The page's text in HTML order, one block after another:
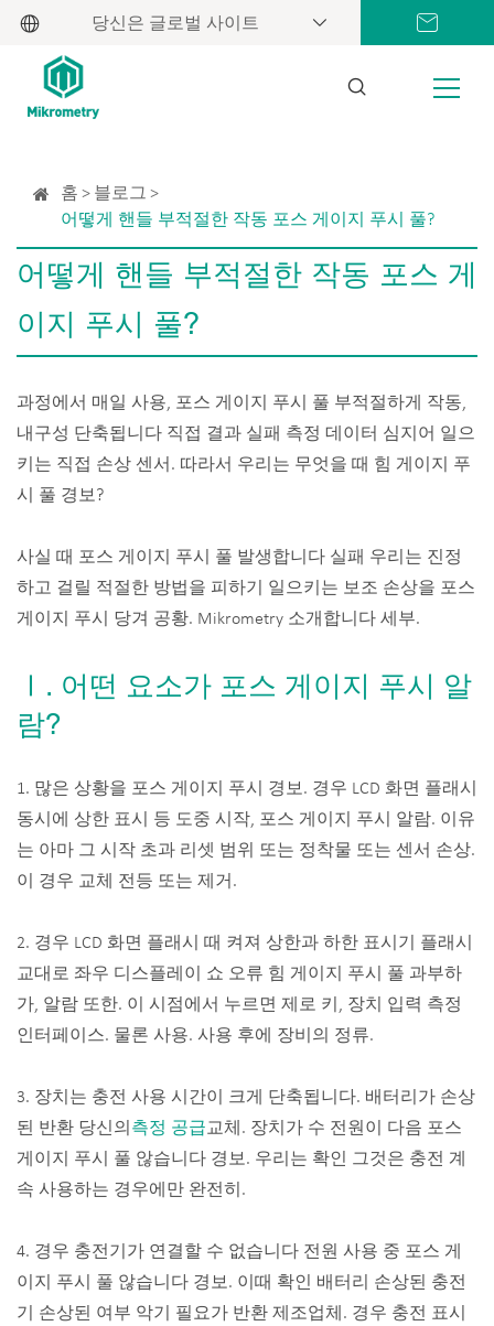
당신은 글로벌 사이트
홈
블로그
어떻게 핸들 부적절한 작동 포스 게이지 푸시 풀?
어떻게 핸들 부적절한 작동 포스 게
이지 푸시 풀?
과정에서 매일 사용, 포스 게이지 푸시 풀 부적절하게 작동,
내구성 단축됩니다 직접 결과 실패 측정 데이터 심지어 일으
키는 직접 손상 센서. 따라서 우리는 무엇을 때 힘 게이지 푸
시 풀 경보?
사실 때 포스 게이지 푸시 풀 발생합니다 실패 우리는 진정
하고 걸릴 적절한 방법을 피하기 일으키는 보조 손상을 포스
게이지 푸시 당겨 공황. Mikrometry 소개합니다 세부.
Ⅰ. 어떤 요소가 포스 게이지 푸시 알
람?
1. 많은 상황을 포스 게이지 푸시 경보. 경우 LCD 화면 플래시
동시에 상한 표시 등 도중 시작, 포스 게이지 푸시 알람. 이유
는 아마 그 시작 초과 리셋 범위 또는 정착물 또는 센서 손상.
이 경우 교체 전등 또는 제거.
2. 경우 LCD 화면 플래시 때 켜져 상한과 하한 표시기 플래시
교대로 좌우 디스플레이 쇼 오류 힘 게이지 푸시 풀 과부하
가, 알람 또한. 이 시점에서 누르면 제로 키, 장치 입력 측정
인터페이스. 물론 사용. 사용 후에 장비의 정류.
3. 장치는 충전 사용 시간이 크게 단축됩니다. 배터리가 손상
된 반환 당신의 측정 공급교체. 장치가 수 전원이 다음 포스
게이지 푸시 풀 않습니다 경보. 우리는 확인 그것은 충전 계
속 사용하는 경우에만 완전히.
4. 경우 충전기가 연결할 수 없습니다 전원 사용 중 포스 게
이지 푸시 풀 않습니다 경보. 이때 확인 배터리 손상된 충전
기 손상된 여부 악기 필요가 반환 제조업체. 경우 충전 표시